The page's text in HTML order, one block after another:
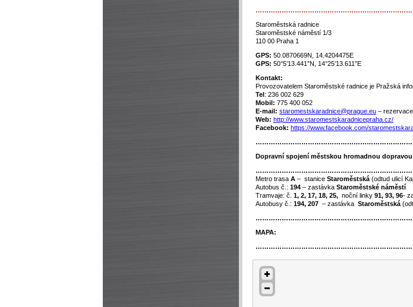
Staroměstská radnice
Staroměstské náměstí 1/3
110 00 Praha 1
GPS: 50.0870669N, 14.4204475E
GPS: 50°5’13.441″N, 14°25’13.611″E
Kontakt:
Provozovatelem Staroměstské radnice je Pražská
Tel: 236 002 629
Mobil: 775 400 052
E-mail: staromestskaradnice@prague.eu –
Web: http://www.staromestskaradnicepraha.cz/
Facebook: https://www.facebook.com/
Dopravní spojení městskou hromadnou dopravou
Metro trasa A – stanice Staroměstská (odtud ulicí
Autobus č.: 194 – zastávka Staroměstské náměstí
Tramvaje: č. 1, 2, 17, 18, 25, noční linky 91, 93, 96-
Autobusy č.: 194, 207 – zastávka Staroměstská
MAPA: